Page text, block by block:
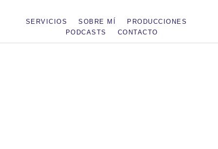
SERVICIOS SOBRE MÍ
PRODUCCIONES
PODCASTS
CONTACTO